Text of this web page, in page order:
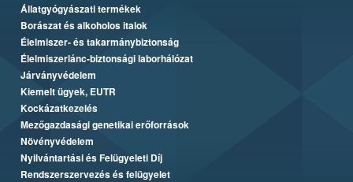
Állatgyógyászati termékek
Borászat és alkoholos italok
Élelmiszer- és takarmánybiztonság
Élelmiszerlánc-biztonsági laborhálózat
Járványvédelem
Kiemelt ügyek, EUTR
Kockázatkezelés
Mezőgazdasági genetikai erőforrások
Növényvédelem
Nyilvántartási és Felügyeleti Díj
Rendszerszervezés és felügyelet